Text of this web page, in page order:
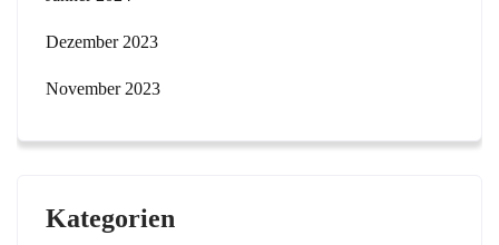
Dezember 2023
November 2023
Kategorien